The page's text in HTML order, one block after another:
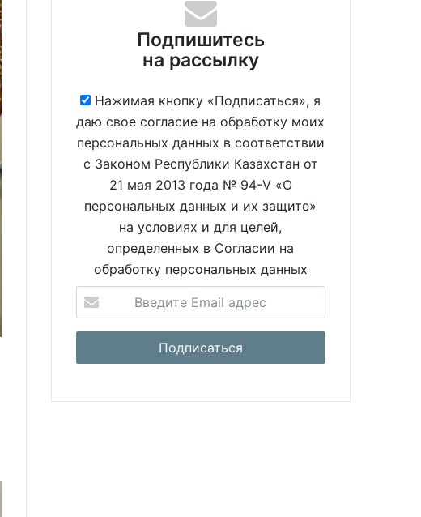
Подпишитесь
на рассылку
Нажимая кнопку «Подписаться», я
даю свое согласие на обработку моих
персональных данных в соответствии
с Законом Республики Казахстан от
21 мая 2013 года № 94-V «О
персональных данных и их защите»
на условиях и для целей,
определенных в Согласии на
обработку персональных данных